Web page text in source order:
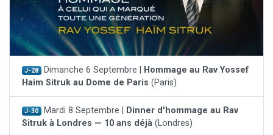
J-28 Dimanche 6 Septembre |
Hommage au Rav Yossef
Haim Sitruk au Dome de Paris (Paris)
J-30 Mardi 8 Septembre |
Dinner d'hommage au Rav
Sitruk à Londres — 10 ans déjà (Londres)